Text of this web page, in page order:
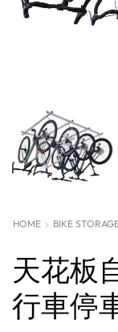
HOME BIKE
天花板
行車停